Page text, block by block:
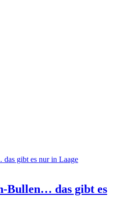
Bullen… das gibt es